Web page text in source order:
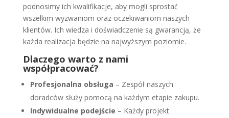
podnosimy ich kwalifikacje, aby mogli sprostać
wszelkim wyzwaniom oraz oczekiwaniom naszych
klientów. Ich wiedza i doświadczenie są gwarancją, że
każda realizacja będzie na najwyższym poziomie.
Dlaczego warto z nami
współpracować?
Profesjonalna obsługa – Zespół naszych
doradców służy pomocą na każdym etapie zakupu.
Indywidualne podejście – Każdy projekt